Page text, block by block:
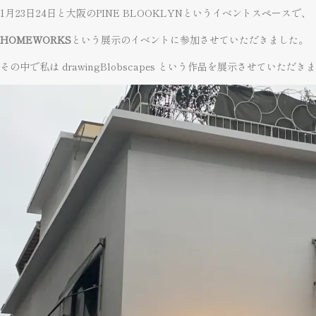
1月23日24日と大阪のPINE BLOOKLYNというイベントスペースで、
HOMEWORKS という展示のイベントに参加させていただきました。
その中で私は drawingBlobscapes という作品を展示させていただき